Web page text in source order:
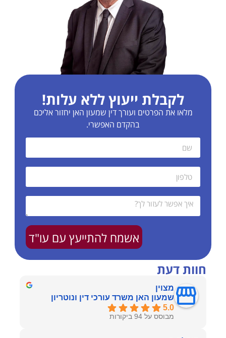
לקבלת ייעוץ ללא עלות!
מלאו את הפרטים ועורך דין שמעון האן יחזור אליכם
בהקדם האפשרי.
אשמח להתייעץ עם עו"ד
חוות דעת
מצוין
שמעון האן משרד עורכי דין ונוטריון
5.0
מבוסס על 94 ביקורות